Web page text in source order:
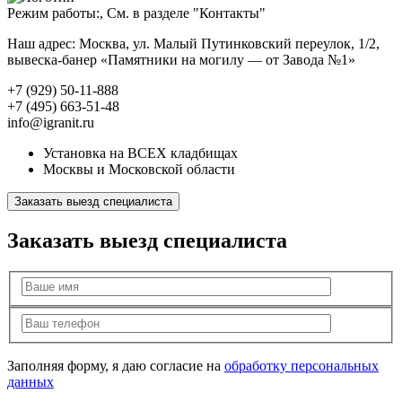
Режим работы:, См. в разделе "Контакты"
Наш адрес: Москва, ул. Малый Путинковский переулок, 1/2,
вывеска-банер «Памятники на могилу — от Завода №1»
+7 (929) 50-11-888
+7 (495) 663-51-48
info@igranit.ru
Установка на ВСЕХ кладбищах
Москвы и Московской области
Заказать выезд специалиста
Заказать выезд специалиста
Заполняя форму, я даю согласие на обработку персональных
данных